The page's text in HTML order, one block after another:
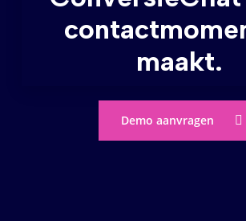
maakt.
Demo aanvragen